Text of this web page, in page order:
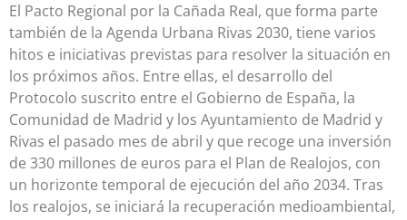
El Pacto Regional por la Cañada Real, que forma parte
también de la Agenda Urbana Rivas 2030, tiene varios
hitos e iniciativas previstas para resolver la situación en
los próximos años. Entre ellas, el desarrollo del
Protocolo suscrito entre el Gobierno de España, la
Comunidad de Madrid y los Ayuntamiento de Madrid y
Rivas el pasado mes de abril y que recoge una inversión
de 330 millones de euros para el Plan de Realojos, con
un horizonte temporal de ejecución del año 2034. Tras
los realojos, se iniciará la recuperación medioambiental,